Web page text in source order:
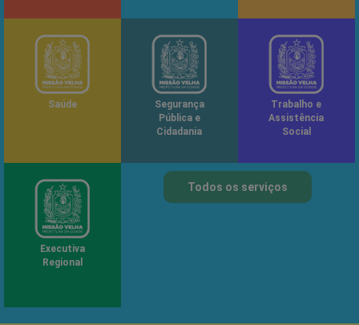
Saúde
Segurança
Pública e
Cidadania
Trabalho e
Assistência
Social
Executiva
Regional
Todos os serviços